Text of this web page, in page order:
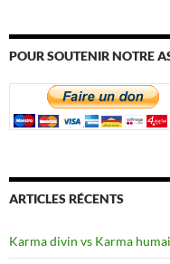
POUR SOUTENIR NOTRE
ARTICLES RÉCENTS
Karma divin vs Karma